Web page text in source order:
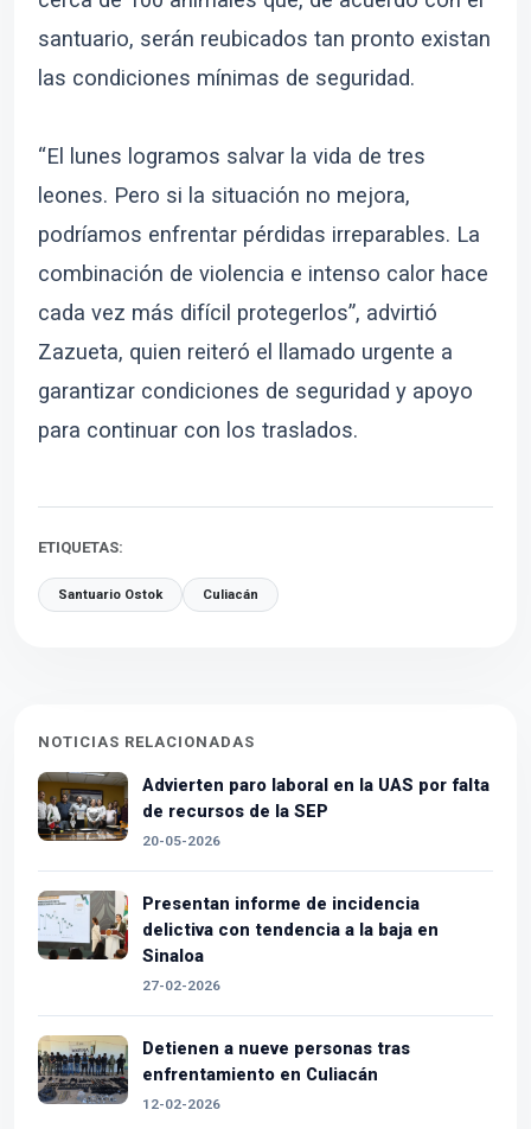
santuario, serán reubicados tan pronto existan
las condiciones mínimas de seguridad.
“El lunes logramos salvar la vida de tres
leones. Pero si la situación no mejora,
podríamos enfrentar pérdidas irreparables. La
combinación de violencia e intenso calor hace
cada vez más difícil protegerlos”, advirtió
Zazueta, quien reiteró el llamado urgente a
garantizar condiciones de seguridad y apoyo
para continuar con los traslados.
ETIQUETAS:
Santuario Ostok Culiacán
NOTICIAS RELACIONADAS
Advierten paro laboral en la UAS por falta
de recursos de la SEP
20-05-2026
Presentan informe de incidencia
delictiva con tendencia a la baja en
Sinaloa
27-02-2026
Detienen a nueve personas tras
enfrentamiento en Culiacán
12-02-2026